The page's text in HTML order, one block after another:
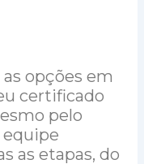
opções em
certificado
pelo
equipe
as etapas, do